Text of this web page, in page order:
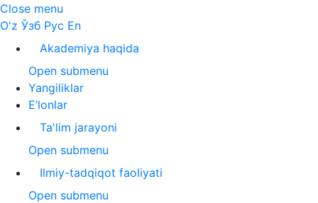
Close menu
O'z Ўзб Рус En
Akademiya haqida
Open submenu
Yangiliklar
E’lonlar
Taʼlim jarayoni
Open submenu
Ilmiy-tadqiqot faoliyati
Open submenu